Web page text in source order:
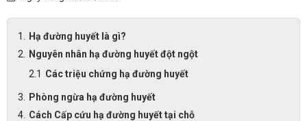
Hạ đường huyết là gì?
Nguyên nhân hạ đường huyết đột ngột
Các triệu chứng hạ đường huyết
Phòng ngừa hạ đường huyết
Cách Cấp cứu hạ đường huyết tại chỗ